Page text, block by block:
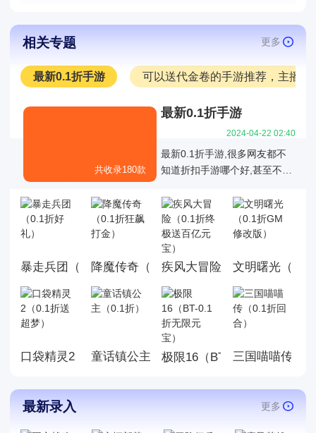
相关专题 更多
最新0.1折手游 可以送代金卷的手游推荐，主播推
共收录180款
最新0.1折手游
2024-04-22 02:40
最新0.1折手游,很多网友都不
知道折扣手游哪个好,甚至不知
游，也不知道有哪些0.1折手游
是值得我们去玩的,今天白菜就
为大家带来好玩的0.1折手机游
戏大全,这里面的游戏统统充值
都是0.1折，游戏上线就送首
充，而且这几款游戏都是很耐
玩的游戏。玩法丰厚，画面精
美，喜欢就来玩，赶快来下载
体验吧!
暴走兵团（0.1折好礼）降魔传奇（0.1折狂飙打金）
疾风大冒险（0.1折终极送百
文明曙光（0.1
口袋精灵2（0.1折送超梦）
童话镇公主（0.1折）极限16（BT-0.1折无限元宝
三国喵喵传（
最新录入 更多